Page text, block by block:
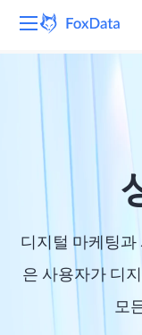
디지털 마케팅
은 사용자가 디
모